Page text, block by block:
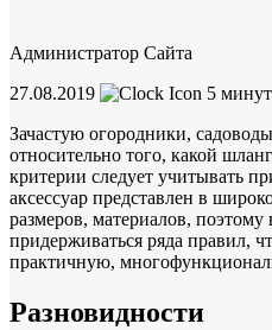
Администратор Сайта
27.08.2019
5
Зачастую огородники,
относительно того, какой
критерии следует учитывать
аксессуар представлен в
размеров, материалов,
придерживаться ряда правил,
практичную,
Разновидности